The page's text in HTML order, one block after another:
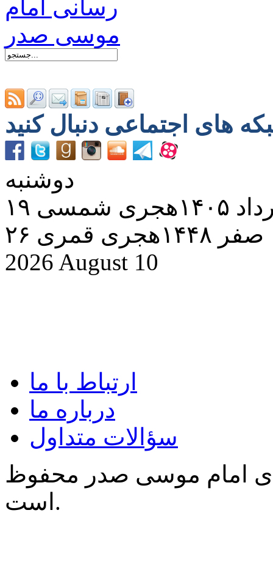
دوشنبه
شمسی
۲۶ صفر ۱۴۴۸هجری قمری
2026 August 10
ارتباط با ما
درباره ما
سؤالات متداول
امام موسی صدر محفوظ
است.